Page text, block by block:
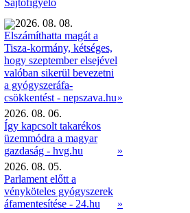
Sajtófigyelő
2026. 08. 08.
Elszámíthatta magát a
Tisza-kormány, kétséges,
hogy szeptember elsejével
valóban sikerül bevezetni
a gyógyszeráfa-
csökkentést - nepszava.hu»
2026. 08. 06.
Így kapcsolt takarékos
üzemmódra a magyar
gazdaság - hvg.hu
»
2026. 08. 05.
Parlament előtt a
vényköteles gyógyszerek
áfamentesítése - 24.hu
»